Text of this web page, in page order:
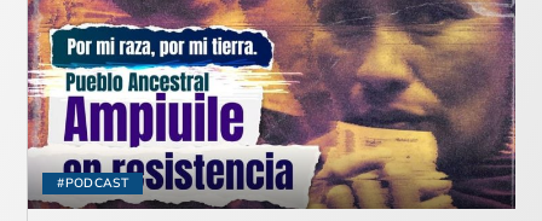
#PODCAST